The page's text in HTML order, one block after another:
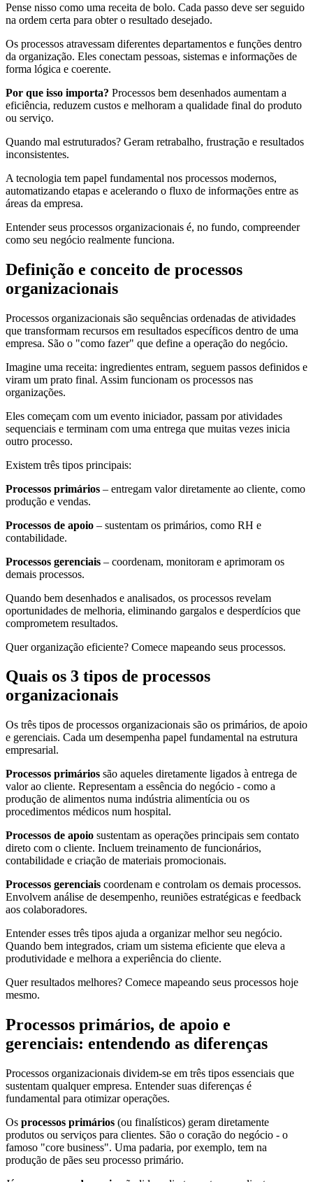
Pense nisso como uma receita de bolo. Cada passo deve ser seguido
na ordem certa para obter o resultado desejado.
Os processos atravessam diferentes departamentos e funções dentro
da organização. Eles conectam pessoas, sistemas e informações de
forma lógica e coerente.
Por que isso importa? Processos bem desenhados aumentam a
eficiência, reduzem custos e melhoram a qualidade final do produto
ou serviço.
Quando mal estruturados? Geram retrabalho, frustração e resultados
inconsistentes.
A tecnologia tem papel fundamental nos processos modernos,
automatizando etapas e acelerando o fluxo de informações entre as
áreas da empresa.
Entender seus processos organizacionais é, no fundo, compreender
como seu negócio realmente funciona.
Definição e conceito de processos
organizacionais
Processos organizacionais são sequências ordenadas de atividades
que transformam recursos em resultados específicos dentro de uma
empresa. São o "como fazer" que define a operação do negócio.
Imagine uma receita: ingredientes entram, seguem passos definidos e
viram um prato final. Assim funcionam os processos nas
organizações.
Eles começam com um evento iniciador, passam por atividades
sequenciais e terminam com uma entrega que muitas vezes inicia
outro processo.
Existem três tipos principais:
Processos primários – entregam valor diretamente ao cliente, como
produção e vendas.
Processos de apoio – sustentam os primários, como RH e
contabilidade.
Processos gerenciais – coordenam, monitoram e aprimoram os
demais processos.
Quando bem desenhados e analisados, os processos revelam
oportunidades de melhoria, eliminando gargalos e desperdícios que
comprometem resultados.
Quer organização eficiente? Comece mapeando seus processos.
Quais os 3 tipos de processos
organizacionais
Os três tipos de processos organizacionais são os primários, de apoio
e gerenciais. Cada um desempenha papel fundamental na estrutura
empresarial.
Processos primários são aqueles diretamente ligados à entrega de
valor ao cliente. Representam a essência do negócio - como a
produção de alimentos numa indústria alimentícia ou os
procedimentos médicos num hospital.
Processos de apoio sustentam as operações principais sem contato
direto com o cliente. Incluem treinamento de funcionários,
contabilidade e criação de materiais promocionais.
Processos gerenciais coordenam e controlam os demais processos.
Envolvem análise de desempenho, reuniões estratégicas e feedback
aos colaboradores.
Entender esses três tipos ajuda a organizar melhor seu negócio.
Quando bem integrados, criam um sistema eficiente que eleva a
produtividade e melhora a experiência do cliente.
Quer resultados melhores? Comece mapeando seus processos hoje
mesmo.
Processos primários, de apoio e
gerenciais: entendendo as diferenças
Processos organizacionais dividem-se em três tipos essenciais que
sustentam qualquer empresa. Entender suas diferenças é
fundamental para otimizar operações.
Os processos primários (ou finalísticos) geram diretamente
produtos ou serviços para clientes. São o coração do negócio - o
famoso "core business". Uma padaria, por exemplo, tem na
produção de pães seu processo primário.